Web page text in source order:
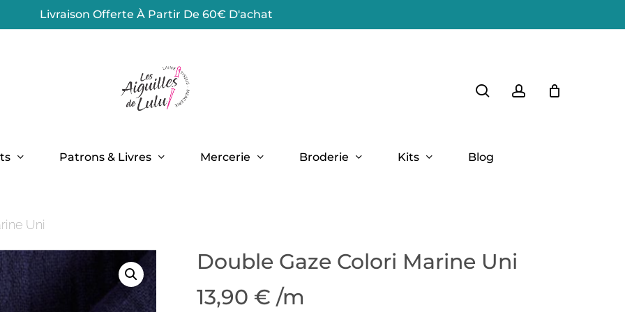
Livraison Offerte À Partir De 60€ D'achat
Patrons & Livres Mercerie Broderie Kits Blog
Panier Close
Uni
Double Gaze Colori Marine Uni
13,90 € /m